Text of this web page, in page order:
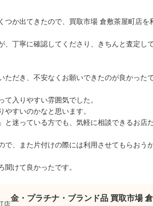
つか出てきたので、買取市場 倉敷茶屋町店を
丁寧に確認してくださり、きちんと査定し
ただき、不安なくお願いできたのが良かった
入りやすい雰囲気でした。
すいのかなと思います。
と迷っている方でも、気軽に相談できるお店
、また片付けの際には利用させてもらおう
けて良かったです。
金・プラチナ・ブランド品 買取市場 倉